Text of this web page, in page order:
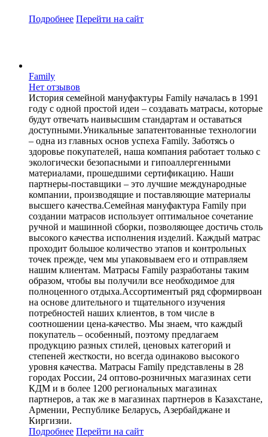
Подробнее Перейти на сайт
Family
Нет отзывов
История семейной мануфактуры Family началась в 1991
году с одной простой идеи – создавать матрасы, которые
будут отвечать наивысшим стандартам и оставаться
доступными.Уникальные запатентованные технологии
– одна из главных основ успеха Family. Заботясь о
здоровье покупателей, наша компания работает только с
экологически безопасными и гипоаллергенными
материалами, прошедшими сертификацию. Наши
партнеры-поставщики – это лучшие международные
компании, производящие и поставляющие материалы
высшего качества.Семейная мануфактура Family при
создании матрасов использует оптимальное сочетание
ручной и машинной сборки, позволяющее достичь столь
высокого качества исполнения изделий. Каждый матрас
проходит большое количество этапов и контрольных
точек прежде, чем мы упаковываем его и отправляем
нашим клиентам. Матрасы Family разработаны таким
образом, чтобы вы получили все необходимое для
полноценного отдыха.Ассортиментый ряд сформирвоан
на основе длительного и тщательного изучения
потребностей наших клиентов, в том числе в
соотношении цена-качество. Мы знаем, что каждый
покупатель – особенный, поэтому предлагаем
продукцию разных стилей, ценовых категорий и
степеней жесткости, но всегда одинаково высокого
уровня качества. Матрасы Family представлены в 28
городах России, 24 оптово-розничных магазинах сети
КДМ и в более 1200 региональных магазинах
партнеров, а так же в магазинах партнеров в Казахстане,
Армении, Республике Беларусь, Азербайджане и
Киргизии.
Подробнее Перейти на сайт